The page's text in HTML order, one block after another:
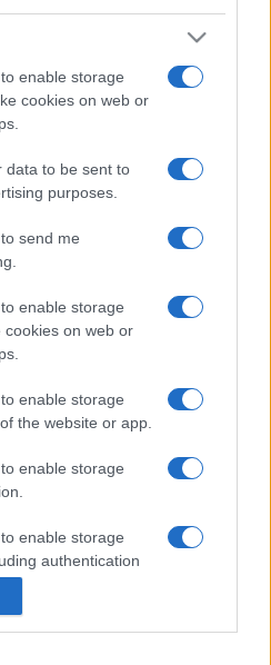
enable storage
cookies on web or
data to be sent to
purposes.
send me
enable storage
cookies on web or
enable storage
the website or app.
enable storage
enable storage
authentication
and other
intézményben tanuló